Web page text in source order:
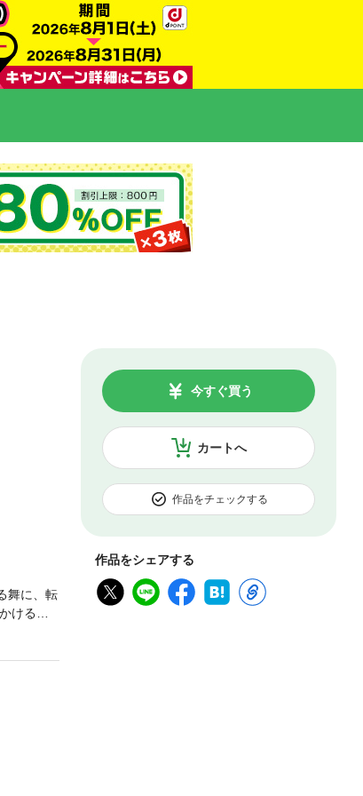
カートへ
今すぐ買う
作品をチェックする
作品をシェアする
舞に、転
ける感